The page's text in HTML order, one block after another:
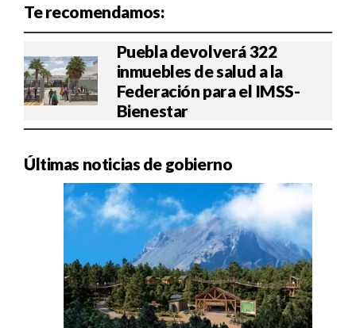
Te recomendamos:
Puebla devolverá 322
inmuebles de salud a la
Federación para el IMSS-
Bienestar
Últimas noticias de gobierno